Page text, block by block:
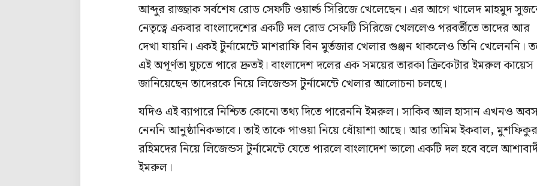
আব্দুর রাজ্জাক সর্বশেষ রোড সেফটি ওয়ার্ল্ড সিরিজে খেলেছেন। এর আগে খালেদ মাহমুদ
নেতৃত্বে একবার বাংলাদেশের একটি দল রোড সেফটি সিরিজে খেললেও পরবর্তীতে তাদের আর
দেখা যায়নি। একই টুর্নামেন্টে মাশরাফি বিন মুর্তজার খেলার গুঞ্জন থাকলেও তিনি খেলেননি।
এই অপূর্ণতা ঘুচতে পারে দ্রুতই। বাংলাদেশ দলের এক সময়ের তারকা ক্রিকেটার ইমরুল কায়েস
জানিয়েছেন তাদেরকে নিয়ে লিজেন্ডস টুর্নামেন্টে খেলার আলোচনা চলছে।
যদিও এই ব্যাপারে নিশ্চিত কোনো তথ্য দিতে পারেননি ইমরুল। সাকিব আল হাসান এখনও
নেননি আনুষ্ঠানিকভাবে। তাই তাকে পাওয়া নিয়ে ধোঁয়াশা আছে। আর তামিম ইকবাল, মুশফিকুর
রহিমদের নিয়ে লিজেন্ডস টুর্নামেন্টে যেতে পারলে বাংলাদেশ ভালো একটি দল হবে বলে
ইমরুল।